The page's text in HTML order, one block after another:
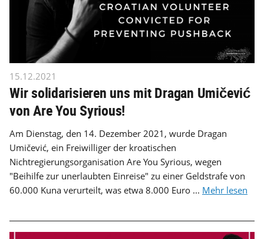
15.12.2021
Wir solidarisieren uns mit Dragan Umičević
von Are You Syrious!
Am Dienstag, den 14. Dezember 2021, wurde Dragan
Umičević, ein Freiwilliger der kroatischen
Nichtregierungsorganisation Are You Syrious, wegen
"Beihilfe zur unerlaubten Einreise" zu einer Geldstrafe von
60.000 Kuna verurteilt, was etwa 8.000 Euro ... Mehr lesen